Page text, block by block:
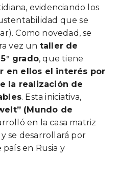
evidenciando los
que se
Como novedad, se
vez un taller de
grado, que tiene
en ellos el interés por
la realización de
. Esta iniciativa,
(Mundo de
en la casa matriz
se desarrollará por
en Rusia y